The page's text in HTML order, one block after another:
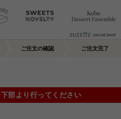
ご注文の確認 ご注文完了
部より行ってください